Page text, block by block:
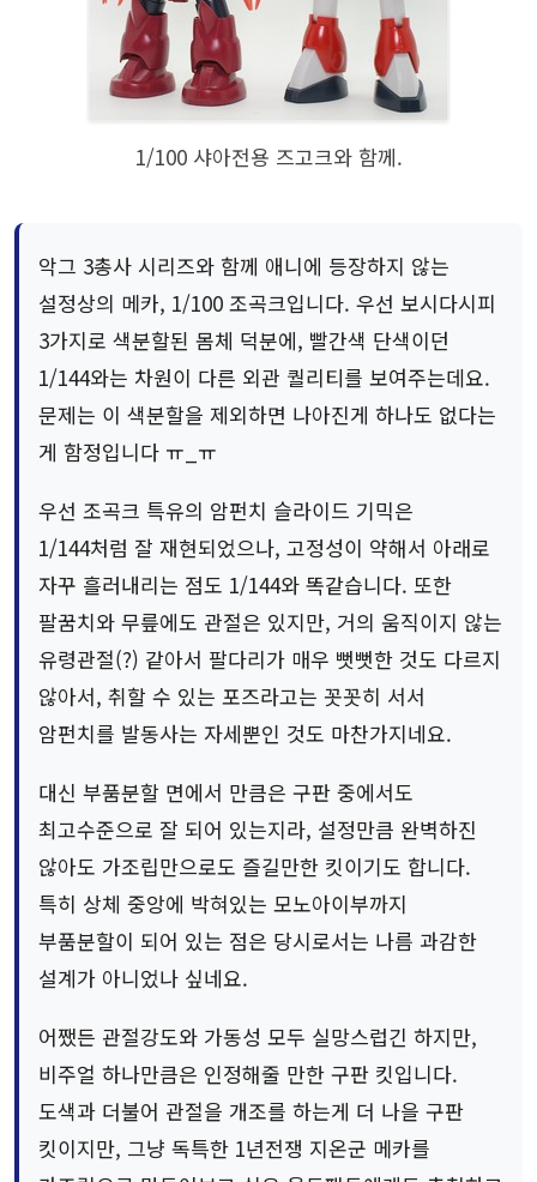
1/100 샤아전용 즈고크와 함께.
악그 3총사 시리즈와 함께 애니에 등장하지 않는
설정상의 메카, 1/100 조곡크입니다. 우선 보시다시피
3가지로 색분할된 몸체 덕분에, 빨간색 단색이던
1/144와는 차원이 다른 외관 퀄리티를 보여주는데요.
문제는 이 색분할을 제외하면 나아진게 하나도 없다는
게 함정입니다 ㅠ_ㅠ
우선 조곡크 특유의 암펀치 슬라이드 기믹은
1/144처럼 잘 재현되었으나, 고정성이 약해서 아래로
자꾸 흘러내리는 점도 1/144와 똑같습니다. 또한
팔꿈치와 무릎에도 관절은 있지만, 거의 움직이지 않는
유령관절(?) 같아서 팔다리가 매우 뻣뻣한 것도 다르지
않아서, 취할 수 있는 포즈라고는 꼿꼿히 서서
암펀치를 발동사는 자세뿐인 것도 마찬가지네요.
대신 부품분할 면에서 만큼은 구판 중에서도
최고수준으로 잘 되어 있는지라, 설정만큼 완벽하진
않아도 가조립만으로도 즐길만한 킷이기도 합니다.
특히 상체 중앙에 박혀있는 모노아이부까지
부품분할이 되어 있는 점은 당시로서는 나름 과감한
설계가 아니었나 싶네요.
어쨌든 관절강도와 가동성 모두 실망스럽긴 하지만,
비주얼 하나만큼은 인정해줄 만한 구판 킷입니다.
도색과 더불어 관절을 개조를 하는게 더 나을 구판
킷이지만, 그냥 독특한 1년전쟁 지온군 메카를